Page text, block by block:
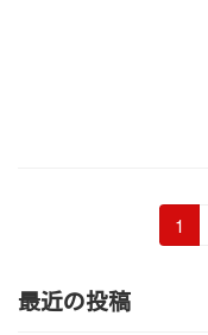
の
固
定
1
最近の投稿